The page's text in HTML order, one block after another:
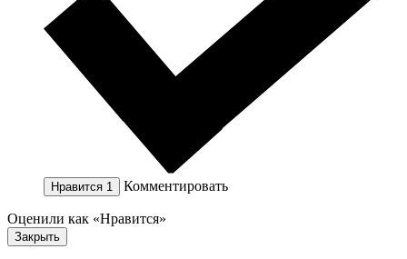
Нравится 1 Комментировать
Оценили как «Нравится»
Закрыть